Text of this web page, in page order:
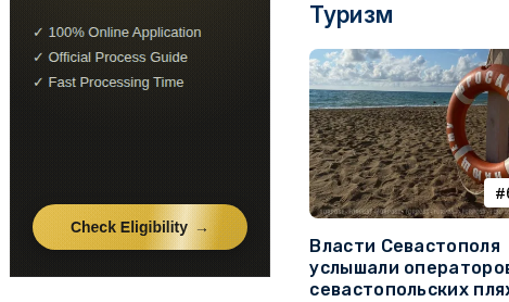
Туризм
Власти Севастополя
услышали
севастопольских